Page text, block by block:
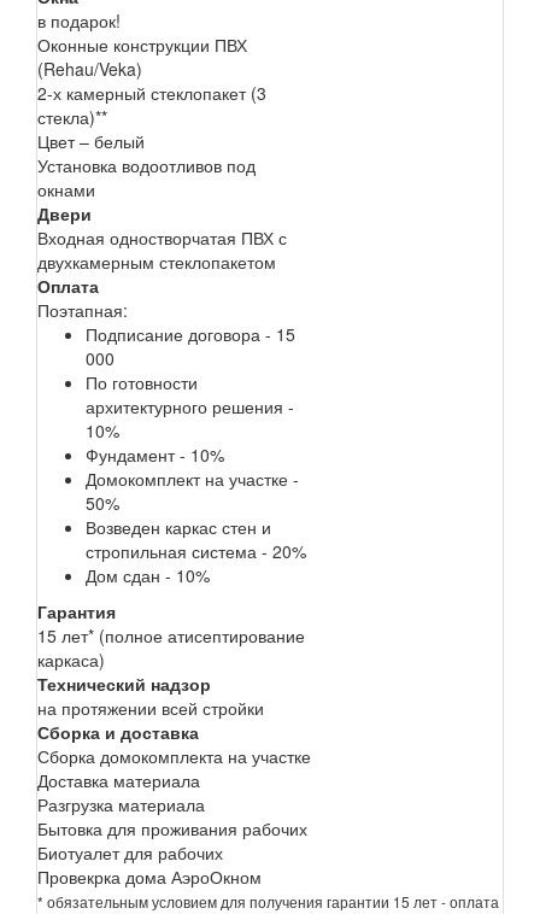
в подарок!
Оконные конструкции ПВХ
(Rehau/Veka)
2-х камерный стеклопакет (3
стекла)**
Цвет – белый
Установка водоотливов под
окнами
Двери
Входная одностворчатая ПВХ с
двухкамерным стеклопакетом
Оплата
Поэтапная:
Подписание договора - 15
000
По готовности
архитектурного решения -
10%
Фундамент - 10%
Домокомплект на участке -
50%
Возведен каркас стен и
стропильная система - 20%
Дом сдан - 10%
Гарантия
15 лет* (полное атисептирование
каркаса)
Технический надзор
на протяжении всей стройки
Сборка и доставка
Сборка домокомплекта на участке
Доставка материала
Разгрузка материала
Бытовка для проживания рабочих
Биотуалет для рабочих
Провекрка дома АэроОкном
* обязательным условием для получения гарантии 15 лет - оплата